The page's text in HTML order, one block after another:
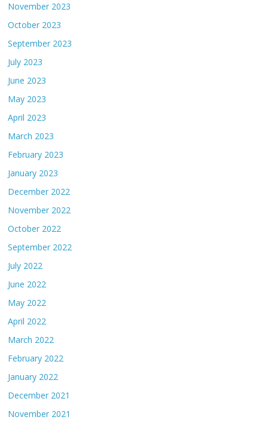
November 2023
October 2023
September 2023
July 2023
June 2023
May 2023
April 2023
March 2023
February 2023
January 2023
December 2022
November 2022
October 2022
September 2022
July 2022
June 2022
May 2022
April 2022
March 2022
February 2022
January 2022
December 2021
November 2021